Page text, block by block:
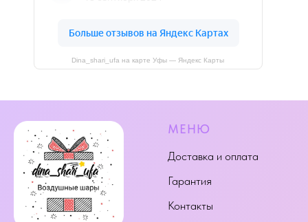
Dina_shari_ufa на карте Уфы — Яндекс Карты
МЕНЮ
Доставка и оплата
Гарантия
Контакты